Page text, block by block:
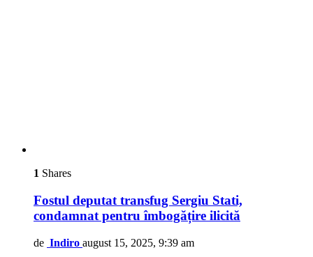
1 Shares
Fostul deputat transfug Sergiu Stati,
condamnat pentru îmbogățire ilicită
de Indiro august 15, 2025, 9:39 am